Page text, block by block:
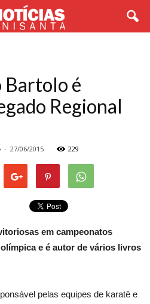
Bartolo é
Regional
- 27/06/2015 229
em campeonatos
e é autor de vários livros
pelas equipes de karatê e